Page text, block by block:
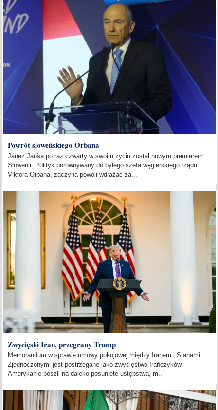
Powrót słoweńskiego Orbana
Janez Janša po raz czwarty w swoim życiu został nowym premierem
Słowenii. Polityk porównywany do byłego szefa węgierskiego rządu
Viktora Orbana, zaczyna powoli wdrażać za...
Zwycięski Iran, przegrany Trump
Memorandum w sprawie umowy pokojowej między Iranem i Stanami
Zjednoczonymi jest postrzegane jako zwycięstwo Irańczyków.
Amerykanie poszli na daleko posunięte ustępstwa, m...